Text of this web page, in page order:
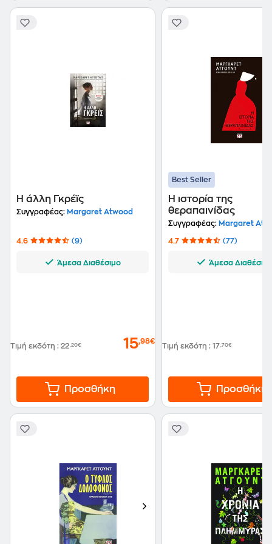
Η άλλη Γκρέϊς
Συγγραφέας: Margaret Atwood
4.6 (9)
Άμεσα Διαθέσιμο
Τιμή εκδότη : 22,20€ 15,98€
Προσθήκη
Best Seller
Η ιστορία της
θεραπαινίδας
Συγγραφέας: Margaret
4.7 (77)
Άμεσα Διαθέσιμο
Τιμή εκδότη : 17,70€
Προσθήκη